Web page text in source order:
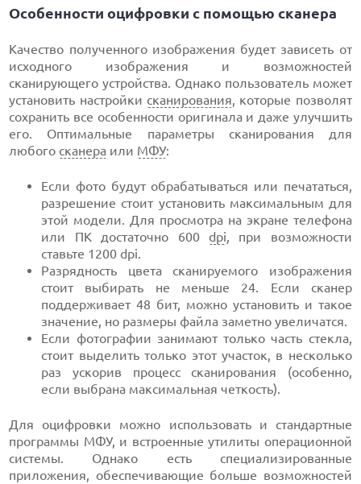
Особенности оцифровки с помощью сканера
Качество полученного изображения будет зависеть от
исходного изображения и возможностей
сканирующего устройства. Однако пользователь может
установить настройки сканирования, которые позволят
сохранить все особенности оригинала и даже улучшить
его. Оптимальные параметры сканирования для
любого сканера или МФУ:
Если фото будут обрабатываться или печататься,
разрешение стоит установить максимальным для
этой модели. Для просмотра на экране телефона
или ПК достаточно 600 dpi, при возможности
ставьте 1200 dpi.
Разрядность цвета сканируемого изображения
стоит выбирать не меньше 24. Если сканер
поддерживает 48 бит, можно установить и такое
значение, но размеры файла заметно увеличатся.
Если фотографии занимают только часть стекла,
стоит выделить только этот участок, в несколько
раз ускорив процесс сканирования (особенно,
если выбрана максимальная четкость).
Для оцифровки можно использовать и стандартные
программы МФУ, и встроенные утилиты операционной
системы. Однако есть специализированные
приложения, обеспечивающие больше возможностей